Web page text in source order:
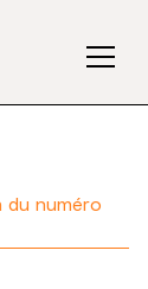
numéro